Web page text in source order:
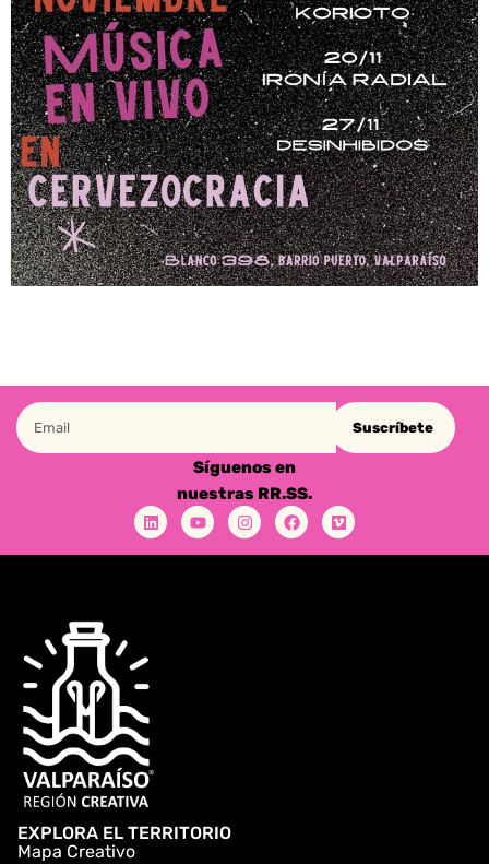
Suscríbete
Síguenos en
nuestras RR.SS.
EXPLORA EL TERRITORIO
Mapa Creativo